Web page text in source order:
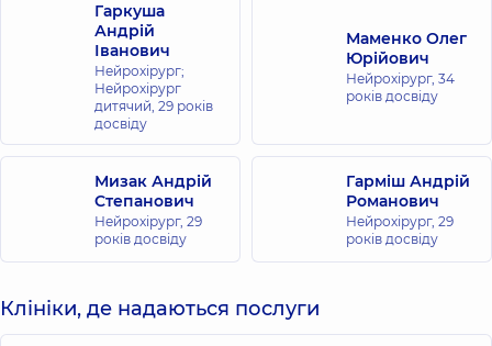
Гаркуша
Андрій
Іванович
Нейрохірург;
Нейрохірург
дитячий, 29 років
досвіду
Маменко Олег
Юрійович
Нейрохірург, 34
років досвіду
Мизак Андрій
Степанович
Нейрохірург, 29
років досвіду
Гарміш Андрій
Романович
Нейрохірург, 29
років досвіду
Клініки, де надаються послуги